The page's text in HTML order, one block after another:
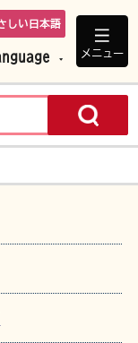
下妻市ホームペ
しい日本語
メニュー